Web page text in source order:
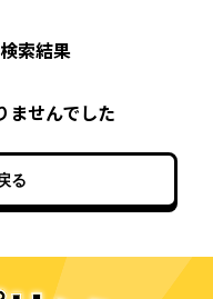
索結果
ませんでした
る